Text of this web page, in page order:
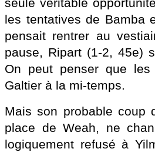
seule véritable
les tentatives de Bamba
pensait rentrer au
pause, Ripart (1-2, 45e)
On peut penser que
Galtier à la mi-temps.
Mais son probable coup
place de Weah, ne
logiquement refusé à